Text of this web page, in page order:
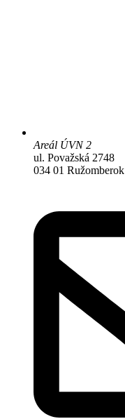
Areál ÚVN 2
ul. Považská 2748
034 01 Ružomberok